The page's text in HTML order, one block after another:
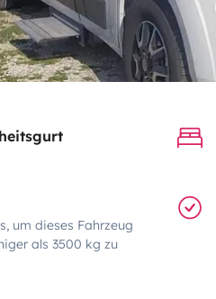
um dieses Fahrzeug
als 3500 kg zu